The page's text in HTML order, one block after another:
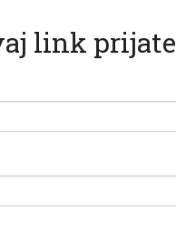
link